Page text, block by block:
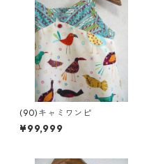
(90)キャミワンピ
¥99,999